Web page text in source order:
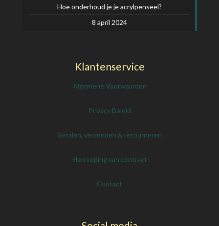
Hoe onderhoud je je acrylpenseel?
8 april 2024
Klantenservice
Algemene Voorwaarden
Privacy Beleid
Betalen, verzenden & retourneren
Herroeping van contract
Contact